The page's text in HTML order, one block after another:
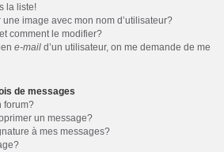
la liste!
image avec mon nom d’utilisateur?
comment le modifier?
e-mail d’un utilisateur, on me demande de me
de messages
forum?
un message?
à mes messages?